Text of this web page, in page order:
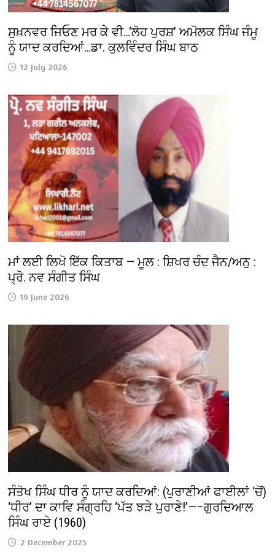
ਸੁਖ਼ਨਵਰ ਜਿਓਣ ਮਰ ਕੇ ਵੀ…‘ਲੋਹ ਪੁਰਸ਼’ ਅਮੋਲਕ ਸਿੰਘ ਜੰਮੂ
ਨੂੰ ਯਾਦ ਕਰਦਿਆਂ…ਡਾ. ਕੁਲਵਿੰਦਰ ਸਿੰਘ ਬਾਠ
12 July 2026
ਮਾਂ ਲਈ ਲਿਖੋ ਇੱਕ ਕਿਤਾਬ — ਮੂਲ : ਸ਼ਿਖਰ ਚੰਦ ਜੈਨ/ਅਨੁ :
ਪ੍ਰੋ. ਨਵ ਸੰਗੀਤ ਸਿੰਘ
19 June 2026
ਸੰਤੋਖ ਸਿੰਘ ਧੀਰ ਨੂੰ ਯਾਦ ਕਰਦਿਆਂ: (ਪੁਰਾਣੀਆਂ ਫਾਈਲਾਂ ‘ਚੋਂ)
‘ਧੀਰ’ ਦਾ ਕਾਵਿ ਸੰਗ੍ਰਹਿ ‘ਪੱਤ ਝੜੇ ਪੁਰਾਣੇ!’—–ਗੁਰਦਿਆਲ
ਸਿੰਘ ਰਾਏ (1960)
2 December 2025